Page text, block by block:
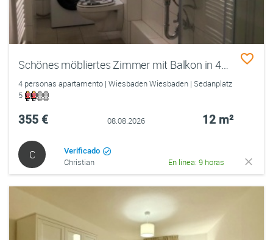
Schönes möbliertes Zimmer mit Balkon in 4er WG
4 personas apartamento | Wiesbaden Wiesbaden | Sedanplatz
5
355 € 08.08.2026 12 m²
C Verificado
Christian En línea: 9 horas